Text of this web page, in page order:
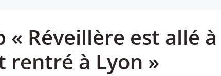
Réveillère est allé à
rentré à Lyon »